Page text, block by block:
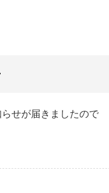
せが届きましたので